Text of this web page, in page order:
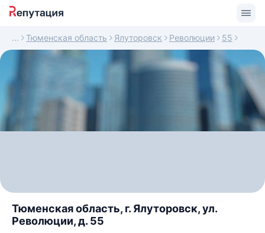
Тюменская область Ялуторовск Революции 55
Тюменская область, г. Ялуторовск, ул.
Революции, д. 55